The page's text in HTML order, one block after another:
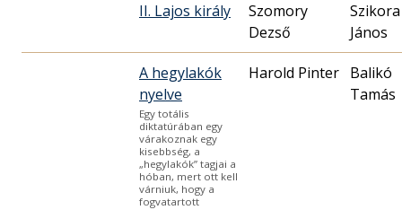
II. Lajos király
Szomory
Dezső
Szikora
János
A hegylakók
nyelve
Egy totális
diktatúrában egy
várakoznak egy
kisebbség, a
„hegylakók” tagjai a
hóban, mert ott kell
várniuk, hogy a
fogvatartott
Harold Pinter Balikó
Tamás